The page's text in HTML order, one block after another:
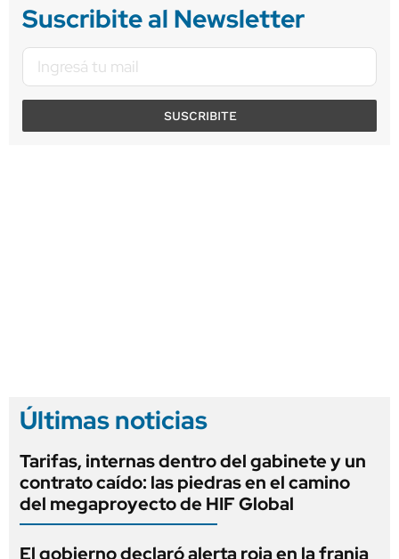
Suscribite al Newsletter
SUSCRIBITE
Últimas noticias
Tarifas, internas dentro del gabinete y un
contrato caído: las piedras en el camino
del megaproyecto de HIF Global
El gobierno declaró alerta roja en la franja